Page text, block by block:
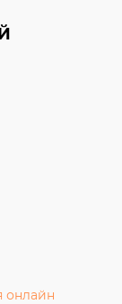
онлайн